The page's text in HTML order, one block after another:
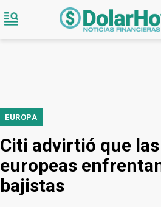
EUROPA
Citi advirtió que
europeas
bajistas